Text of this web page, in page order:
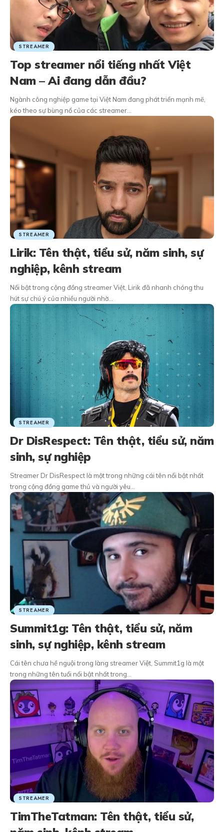
STREAMER
Top streamer nổi tiếng nhất Việt
Nam – Ai đang dẫn đầu?
Ngành công nghiệp game tại Việt Nam đang phát triển mạnh mẽ,
kéo theo sự bùng nổ của các streamer…
STREAMER
Lirik: Tên thật, tiểu sử, năm sinh, sự
nghiệp, kênh stream
Nổi bật trong cộng đồng streamer Việt, Lirik đã nhanh chóng thu
hút sự chú ý của nhiều người nhờ…
STREAMER
Dr DisRespect: Tên thật, tiểu sử, năm
sinh, sự nghiệp
Streamer Dr DisRespect là một trong những cái tên nổi bật nhất
trong cộng đồng game thủ và người yêu…
STREAMER
Summit1g: Tên thật, tiểu sử, năm
sinh, sự nghiệp, kênh stream
Cái tên chưa hề nguội trong làng streamer Việt, Summit1g là một
trong những tên tuổi nổi bật nhất trong…
STREAMER
TimTheTatman: Tên thật, tiểu sử,